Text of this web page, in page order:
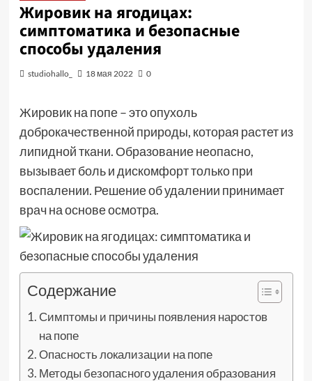
Жировик на ягодицах:
симптоматика и безопасные
способы удаления
studiohallo_ 18 мая 2022 0
Жировик на попе – это опухоль
доброкачественной природы, которая растет из
липидной ткани. Образование неопасно,
вызывает боль и дискомфорт только при
воспалении. Решение об удалении принимает
врач на основе осмотра.
Содержание
Симптомы и причины появления наростов
на попе
Опасность локализации на попе
Методы безопасного удаления образования